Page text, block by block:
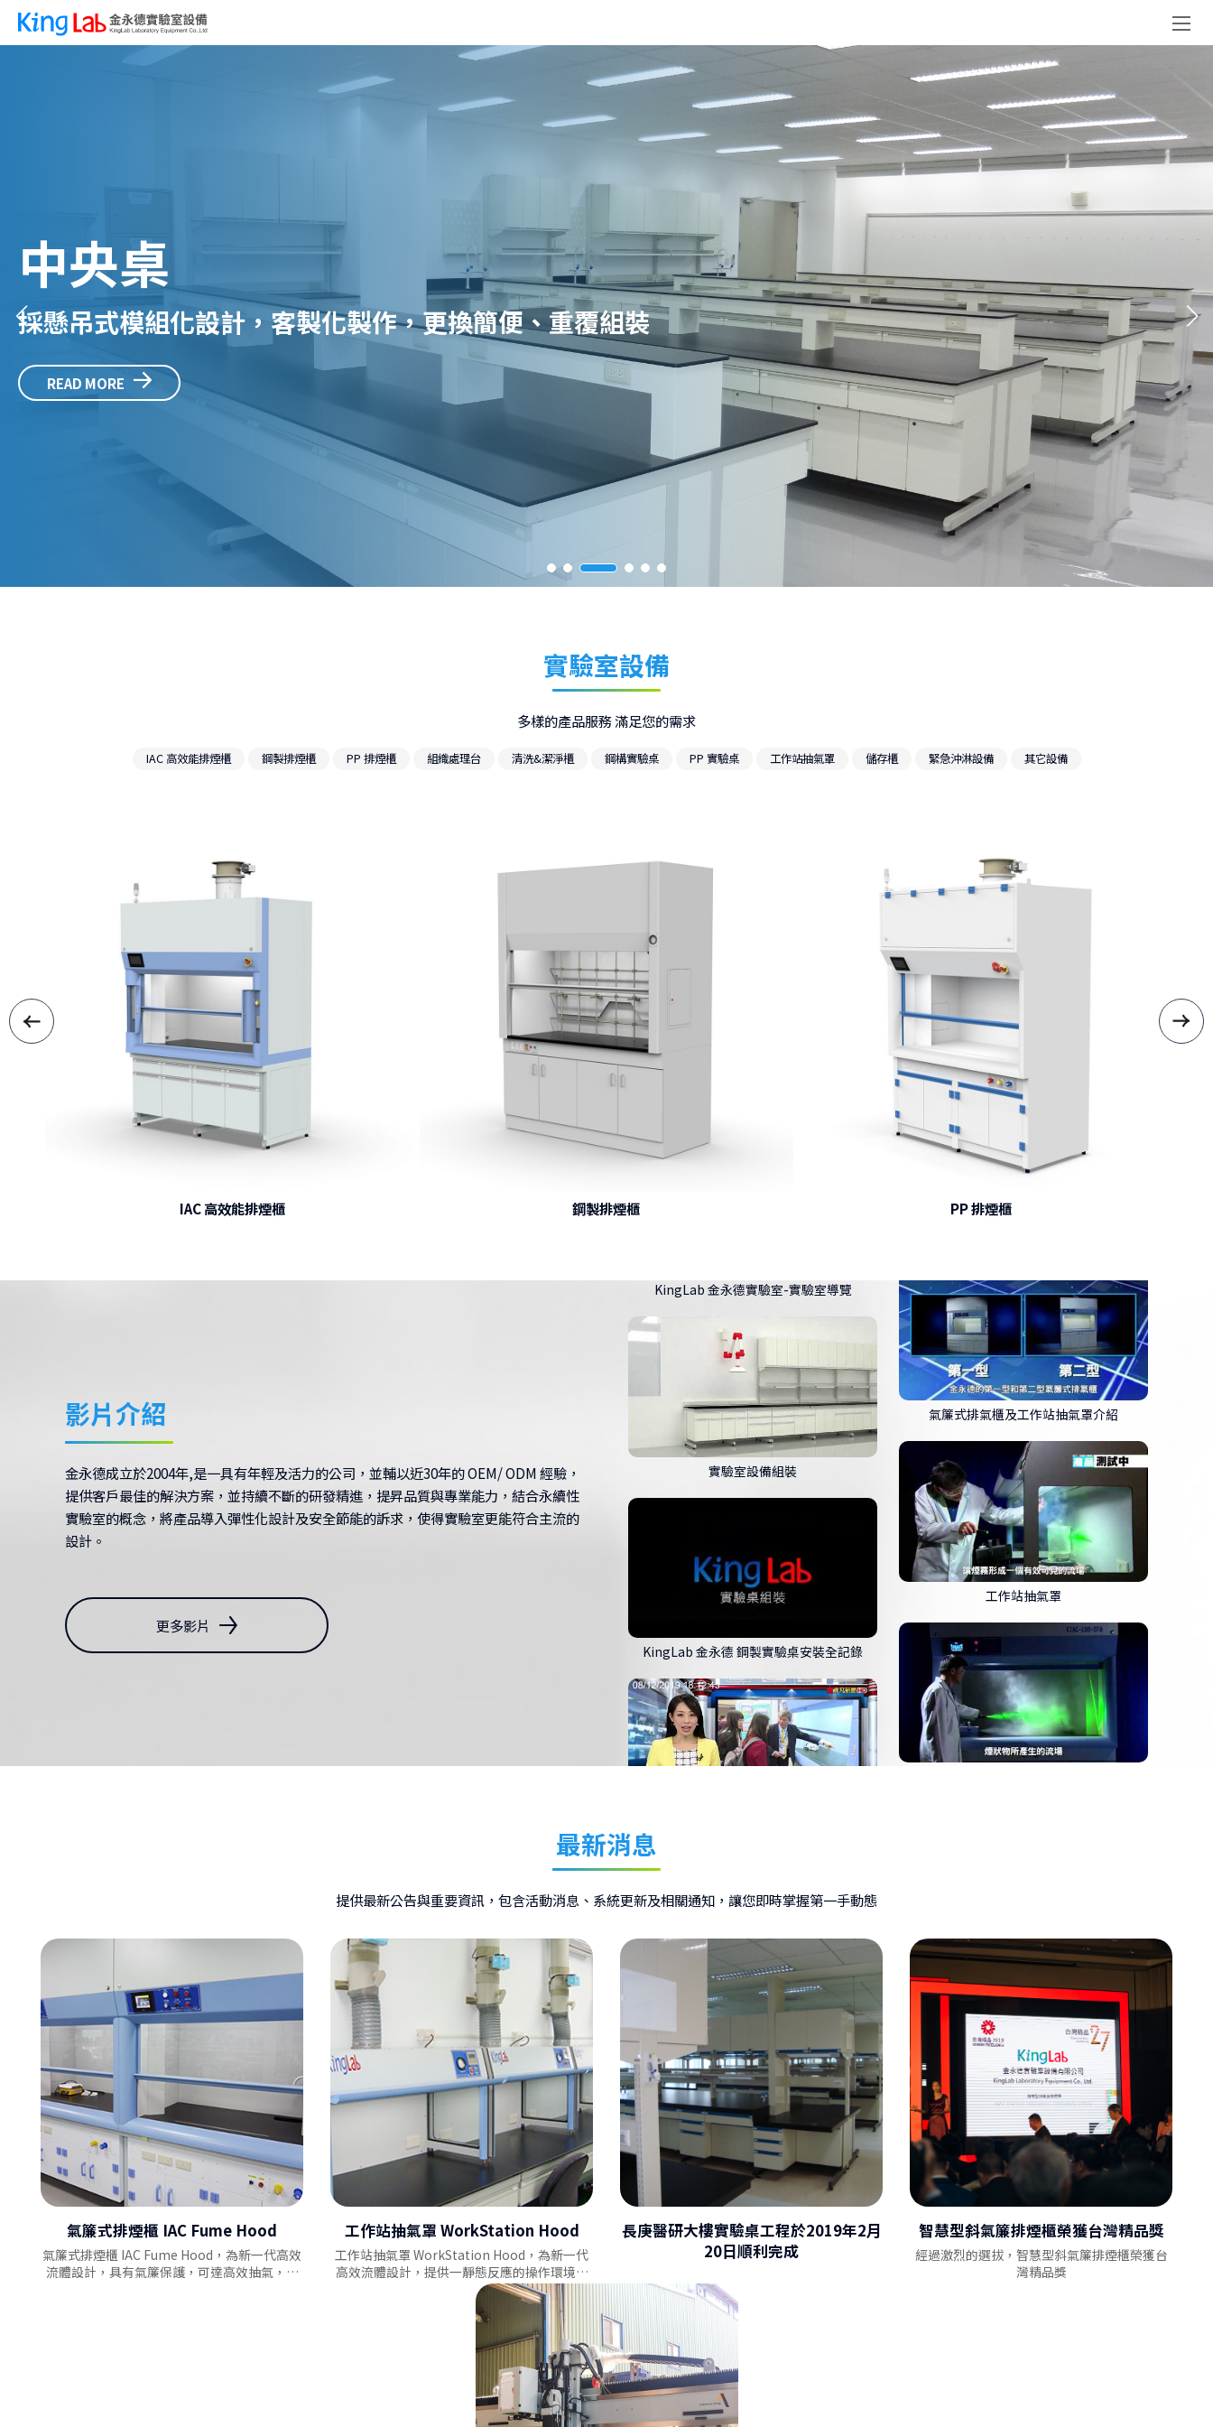
靠邊桌/壁櫃/藥架
採懸吊式模組化設計，客製化製作，更換簡便、重覆組裝
READ MORE
實驗室設備
多樣的產品服務 滿足您的需求
IAC 高效能排煙櫃 鋼製排煙櫃 PP 排煙櫃 組織處理台 清洗&潔淨櫃 鋼構實驗桌 PP 實驗桌 工作站抽氣罩 儲存櫃 緊急沖淋設備 其它設備
IAC 高效能排煙櫃 鋼製排煙櫃 PP 排煙櫃
影片介紹
金永德成立於2004年,是一具有年輕及活力的公司，並輔以近30年的 OEM/ ODM 經驗，
提供客戶最佳的解決方案，並持續不斷的研發精進，提昇品質與專業能力，結合永續性
實驗室的概念，將產品導入彈性化設計及安全節能的訴求，使得實驗室更能符合主流的
設計。
更多影片
KingLab 實驗室建置一站式服務
實驗室設備組裝
KingLab 金永德 鋼製實驗桌安裝全記錄
非凡新聞採訪化學年會-斜簾式排煙櫃
防實驗室毒氣! 斜氣簾式排煙櫃獲歐盟高規認
證 節能效果上看6成│非凡新聞│20191208
台灣大未來 金永德實驗室
智慧型斜氣簾排煙櫃 - IAC Fume Hood
SGS 排煙櫃 EN 14175-3 & ANSI ASHRAE
110-1995 測試影片
SGS 排煙櫃 EN 14175-3 & ANSI ASHRAE
110-1995 測試影片
AC Fume Hood，IAC Fume Hood,
WorkStaion Hood (EN)
AC Fume Hood (EN)
IQV WorkStation Hood (EN)
IQV WorkStation Hood Testing Video
IAC Fume Hood EN14175-3 Testing Video
氣簾式排氣櫃及工作站抽氣罩介紹
工作站抽氣罩
斜氣簾式排氣櫃
KingLab 實驗室建置一站式服務
最新消息
提供最新公告與重要資訊，包含活動消息、系統更新及相關通知，讓您即時掌握第一手動態
氣簾式排煙櫃 IAC Fume Hood
氣簾式排煙櫃 IAC Fume Hood，為新一代高效
流體設計，具有氣簾保護，可達高效抽氣，能
工作站抽氣罩 WorkStation Hood
工作站抽氣罩 WorkStation Hood ，為新一代
高效流體設計，提供一靜態反應的操作環境，
如配藥作業等，可達高效抽氣，能保護操作人
員的安全，及達到節能的效果。
長庚醫研大樓實驗桌工程於2019年2月
20日順利完成
智慧型斜氣簾排煙櫃榮獲台灣精品獎
經過激烈的選拔，智慧型斜氣簾排煙櫃榮獲台
灣精品獎